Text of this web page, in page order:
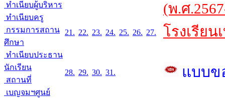
ทำเนียบผู้บริหาร
ทำเนียบครู
กรรมการสถาน
ศึกษา
ทำเนียบประธาน
นักเรียน
สถานที่
เบญจมฯศูนย์
21. 22. 23. 24. 25. 26. 27.
28. 29. 30. 31.
(พ.ศ
โรงเรีย
แบบข